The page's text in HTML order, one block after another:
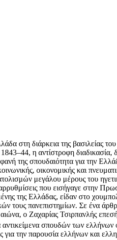
στη διάρκεια της βασιλείας
η αντίστροφη
της σπουδαιότητα για την
οικονομικής και
μεγάλου μέρους του
που εισήγαγε στην
της Ελλάδας, είδαν στο
τους πανεπιστημίων. Σε ένα
ο Ζαχαρίας Τσιρπανλής
αντικείμενα σπουδών των ελλήνων
για την παρουσία ελλήνων και